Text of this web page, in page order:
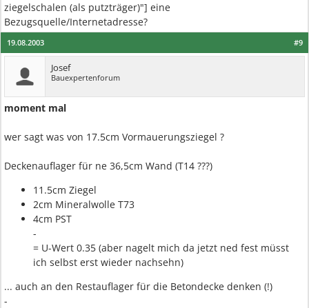
ziegelschalen (als putzträger)"] eine
Bezugsquelle/Internetadresse?
#9
19.08.2003
Josef
Bauexpertenforum
moment mal
wer sagt was von 17.5cm Vormauerungsziegel ?
Deckenauflager für ne 36,5cm Wand (T14 ???)
11.5cm Ziegel
2cm Mineralwolle T73
4cm PST
-
= U-Wert 0.35 (aber nagelt mich da jetzt ned fest müsst
ich selbst erst wieder nachsehn)
... auch an den Restauflager für die Betondecke denken (!)
-